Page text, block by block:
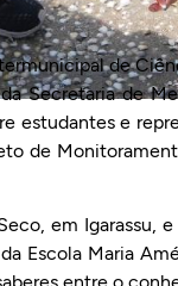
de
Secretaria de
estudantes e
de
em Igarassu,
Escola Maria